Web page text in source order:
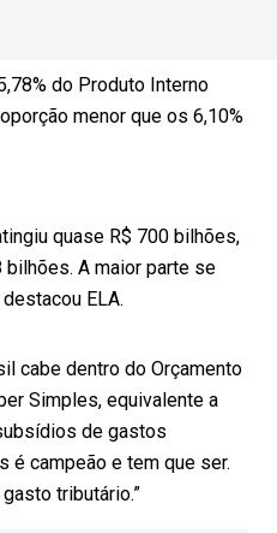
do Produto Interno
menor que os 6,10%
quase R$ 700 bilhões,
bilhões. A maior parte se
ELA.
cabe dentro do Orçamento
Simples, equivalente a
de gastos
é campeão e tem que ser.
tributário.”